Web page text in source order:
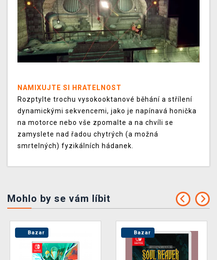
NAMIXUJTE SI HRATELNOST
Rozptylte trochu vysokooktanové běhání a střílení
dynamickými sekvencemi, jako je napínavá honička
na motorce nebo vše zpomalte a na chvíli se
zamyslete nad řadou chytrých (a možná
smrtelných) fyzikálních hádanek.
Mohlo by se vám líbit
Bazar Bazar